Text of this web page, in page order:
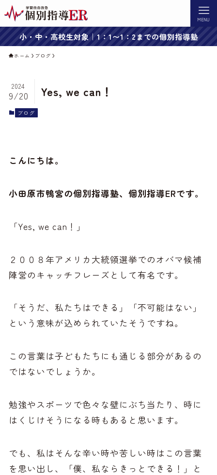
MENU
小・中・高校生対象｜1：1〜1：2までの個別指導塾
ホーム ブログ
Yes, we can！
2024
9/20
ブログ
こんにちは。
小田原市鴨宮の個別指導塾、個別指導ERです。
「Yes, we can！」
２００８年アメリカ大統領選挙でのオバマ候補
陣営のキャッチフレーズとして有名です。
「そうだ、私たちはできる」「不可能はない」
という意味が込められていたそうですね。
この言葉は子どもたちにも通じる部分があるの
ではないでしょうか。
勉強やスポーツで色々な壁にぶち当たり、時に
はくじけそうになる時もあると思います。
でも、私はそんな辛い時や苦しい時はこの言葉
を思い出し、「僕、私ならきっとできる！」と